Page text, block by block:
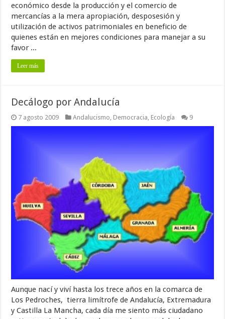
económico desde la producción y el comercio de
mercancías a la mera apropiación, desposesión y
utilización de activos patrimoniales en beneficio de
quienes están en mejores condiciones para manejar a su
favor ...
Leer más
Decálogo por Andalucía
7 agosto 2009 Andalucismo, Democracia, Ecología 9
Aunque nací y viví hasta los trece años en la comarca de
Los Pedroches, tierra limítrofe de Andalucía, Extremadura
y Castilla La Mancha, cada día me siento más ciudadano